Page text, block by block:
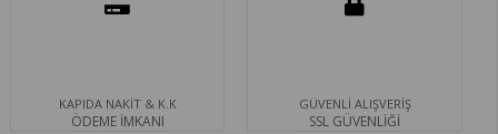
KAPIDA NAKİT & K.K
ÖDEME İMKANI
GÜVENLİ ALIŞVERİŞ
SSL GÜVENLİĞİ